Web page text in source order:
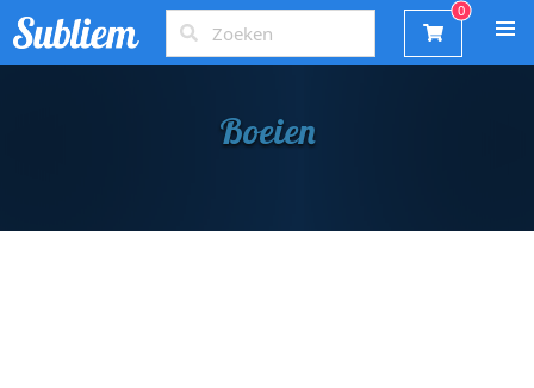
Boeien